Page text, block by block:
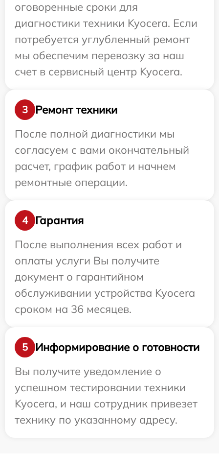
оговоренные сроки для
диагностики техники Kyocera. Если
потребуется углубленный ремонт
мы обеспечим перевозку за наш
счет в сервисный центр Kyocera.
3
Ремонт техники
После полной диагностики мы
согласуем с вами окончательный
расчет, график работ и начнем
ремонтные операции.
4
Гарантия
После выполнения всех работ и
оплаты услуги Вы получите
документ о гарантийном
обслуживании устройства Kyocera
сроком на 36 месяцев.
5
Информирование о готовности
Вы получите уведомление о
успешном тестировании техники
Kyocera, и наш сотрудник привезет
технику по указанному адресу.